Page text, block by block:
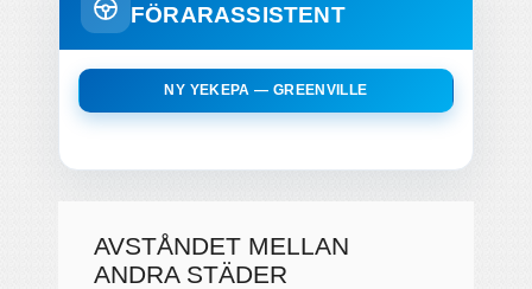
FÖRARASSISTENT
NY YEKEPA — GREENVILLE
AVSTÅNDET MELLAN
ANDRA STÄDER